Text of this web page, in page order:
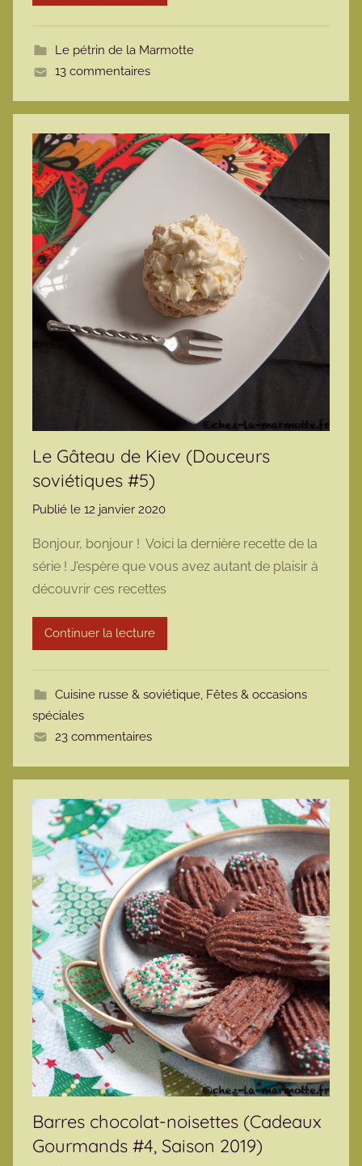
t
Le pétrin de la Marmotte
13 commentaires
Le Gâteau de Kiev (Douceurs
soviétiques #5)
Publié le 12 janvier 2020
r
m
r
t
Bonjour, bonjour ! Voici la dernière recette de la
série ! J’espère que vous avez autant de plaisir à
découvrir ces recettes
Continuer la lecture
Cuisine russe & soviétique, Fêtes & occasions
spéciales
23 commentaires
Barres chocolat-noisettes (Cadeaux
Gourmands #4, Saison 2019)